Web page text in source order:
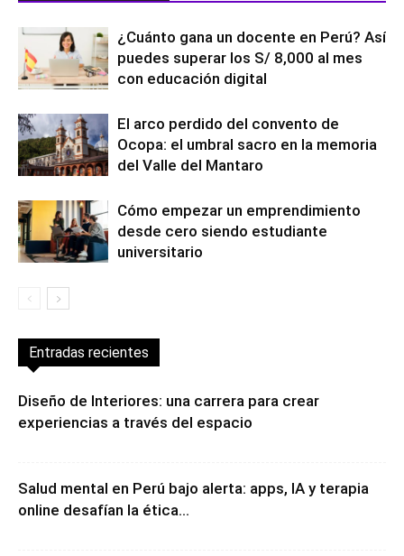
¿Cuánto gana un docente en Perú? Así
puedes superar los S/ 8,000 al mes
con educación digital
El arco perdido del convento de
Ocopa: el umbral sacro en la memoria
del Valle del Mantaro
Cómo empezar un emprendimiento
desde cero siendo estudiante
universitario
Entradas recientes
Diseño de Interiores: una carrera para crear
experiencias a través del espacio
Salud mental en Perú bajo alerta: apps, IA y terapia
online desafían la ética...